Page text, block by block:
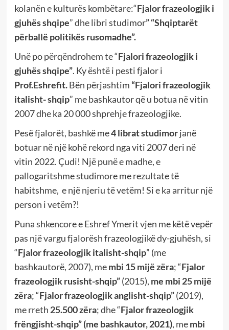
kolanën e kulturës kombëtare:“Fjalor frazeologjik i
gjuhës shqipe” dhe libri studimor” “Shqiptarët
përballë politikës rusomadhe”.
Unë po përqëndrohem te “Fjalori frazeologjik i
gjuhës shqipe”. Ky është i pesti fjalor i
Prof.Eshrefit.Bën përjashtim “Fjalori frazeologjik
italisht- shqip” me bashkautor që u botua në vitin
2007 dhe ka 20 000 shprehje frazeologjike.
Pesë fjalorët, bashkë me4 librat studimorjanë
botuar në një kohë rekord nga viti 2007 deri në
vitin 2022. Çudi! Një punë e madhe, e
pallogaritshme studimore me rezultate të
habitshme, e një njeriu të vetëm! Si e ka arritur një
person i vetëm?!
Puna shkencore e Eshref Ymerit vjen me këtë vepër
pas një vargu fjalorësh frazeologjikë dy-gjuhësh, si
“Fjalor frazeologjik italisht-shqip” (me
bashkautorë, 2007), membi 15 mijë zëra; “Fjalor
frazeologjik rusisht-shqip”(2015), me mbi 25 mijë
zëra; “Fjalor frazeologjik anglisht-shqip”(2019),
me rreth 25.500 zëra; dhe “Fjalor frazeologjik
frëngjisht-shqip” (me bashkautor, 2021), membi